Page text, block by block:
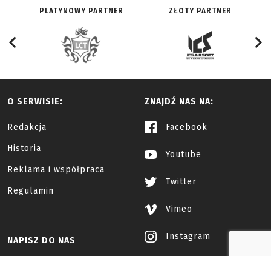
PLATYNOWY PARTNER ZŁOTY PARTNER
O SERWISIE:
Redakcja
Historia
Reklama i współpraca
Regulamin
ZNAJDŹ NAS NA:
Facebook
Youtube
Twitter
Vimeo
Instagram
NAPISZ DO NAS